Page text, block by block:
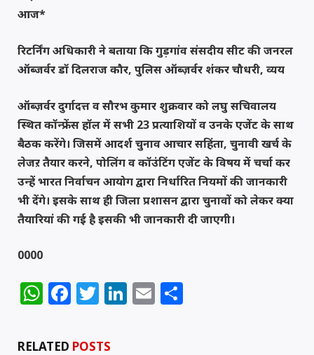
आज*
रिटर्निंग अधिकारी ने बताया कि गुड़गांव संसदीय सीट की जनरल
ऑब्जर्वर डॉ दिलराज कौर, पुलिस ऑब्ज़र्वर शंकर चौधरी, व्यय
ऑब्ज़र्वर दुर्गादत्त व सौरभ कुमार शुक्रवार को लघु सचिवालय
स्थित कॉन्फ्रेंस हॉल में सभी 23 प्रत्याशियों व उनके एजेंट के साथ
बैठक करेंगे। जिसमें आदर्श चुनाव आचार सहिंता, चुनावी खर्च के
लेजऱ तैयार करने, पोलिंग व कॉउंटिंग एजेंट के विषय में चर्चा कर
उन्हें भारत निर्वाचन आयोग द्वारा निर्धारित नियमों की जानकारी
भी देंगे। इसके साथ ही जिला प्रशासन द्वारा चुनावों को लेकर क्या
तैयारियां की गई है इसकी भी जानकारी दी जाएगी।
0000
WhatsApp
Facebook
Twitter
LinkedIn
Email
RELATED POSTS